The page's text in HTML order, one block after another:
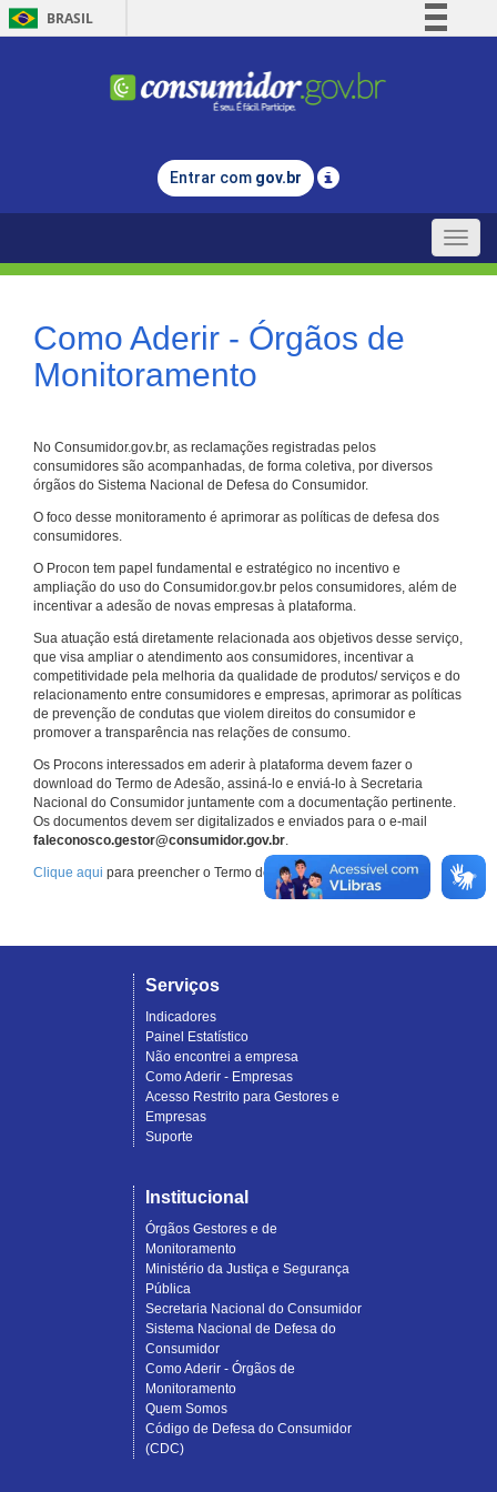
BRASIL
Comunica BR
Legislação
Entrar com gov.br
Toggle
Como Aderir - Órgãos de
Monitoramento
No Consumidor.gov.br, as reclamações registradas pelos
consumidores são acompanhadas, de forma coletiva, por diversos
órgãos do Sistema Nacional de Defesa do Consumidor.
O foco desse monitoramento é aprimorar as políticas de defesa dos
consumidores.
O Procon tem papel fundamental e estratégico no incentivo e
ampliação do uso do Consumidor.gov.br pelos consumidores, além de
incentivar a adesão de novas empresas à plataforma.
Sua atuação está diretamente relacionada aos objetivos desse serviço,
que visa ampliar o atendimento aos consumidores, incentivar a
competitividade pela melhoria da qualidade de produtos/ serviços e do
relacionamento entre consumidores e empresas, aprimorar as políticas
de prevenção de condutas que violem direitos do consumidor e
promover a transparência nas relações de consumo.
Os Procons interessados em aderir à plataforma devem fazer o
download do Termo de Adesão, assiná-lo e enviá-lo à Secretaria
Nacional do Consumidor juntamente com a documentação pertinente.
Os documentos devem ser digitalizados e enviados para o e-mail
faleconosco.gestor@consumidor.gov.br.
Clique aqui para preencher o Termo de Adesão.
Serviços
Indicadores
Painel Estatístico
Não encontrei a empresa
Como Aderir - Empresas
Acesso Restrito para Gestores e
Empresas
Suporte
Institucional
Órgãos Gestores e de
Monitoramento
Ministério da Justiça e Segurança
Pública
Secretaria Nacional do Consumidor
Sistema Nacional de Defesa do
Consumidor
Como Aderir - Órgãos de
Monitoramento
Quem Somos
Código de Defesa do Consumidor
(CDC)